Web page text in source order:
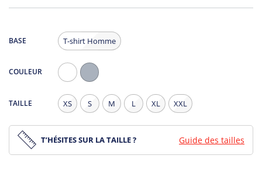
BASE T-shirt Homme
COULEUR
Chiné
TAILLE XS S M L XL XXL
T’HÉSITES SUR LA TAILLE ? Guide des tailles